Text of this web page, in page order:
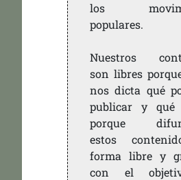
los
populares.
Nuestros
son libres
nos dicta qué
publicar y
porque
estos
forma libre y
con el